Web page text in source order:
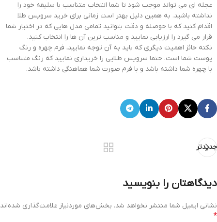
عجله ای می تواند موجب شود تا شما انتخاب متناسب با سلیقه خود را
نداشته باشید. به همین دلیل بهتر است زمانی برای خرید سرویس طلا
اقدام کنید که با حوصله و دقت بتوانید تمامی مدل هایی که در اختیار شما
قرار می گیرد را ارزیابی نمایید و مناسب ترین آن ها را انتخاب کنید.
نکته حائز اهمیت دیگری که باید به آن توجه نمایید، فرم چهره و رنگ
پوست شما است. حتما سرویس طلایی را خریداری نمایید که رنگ متناسب
با چهره شما داشته باشد و با فرم صورت شما هماهنگی داشته باشد.
جدیدتر
دیدگاهتان را بنویسید
نشانی ایمیل شما منتشر نخواهد شد. بخش‌های موردنیاز علامت‌گذاری شده‌اند
*